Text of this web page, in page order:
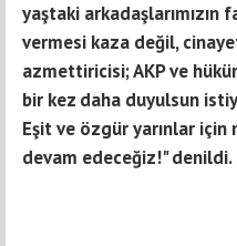
yaştaki
vermesi kaza değil,
azmettiricisi; AKP ve
bir kez daha duyulsun
Eşit ve özgür yarınlar
devam edeceğiz!" denildi.